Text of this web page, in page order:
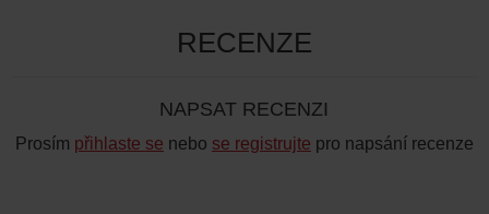
RECENZE
NAPSAT RECENZI
Prosím přihlaste se nebo se registrujte pro napsání recenze